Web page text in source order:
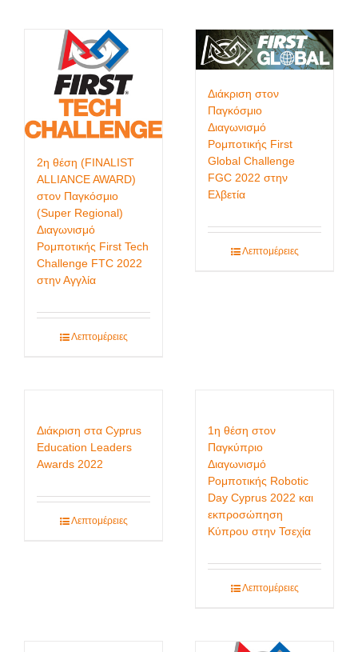
2η θέση (FINALIST
ALLIANCE AWARD)
στον Παγκόσμιο
(Super Regional)
Διαγωνισμό
Ρομποτικής First Tech
Challenge FTC 2022
στην Αγγλία
Λεπτομέρειες
Διάκριση στον
Παγκόσμιο
Διαγωνισμό
Ρομποτικής First
Global Challenge
FGC 2022 στην
Ελβετία
Λεπτομέρειες
Διάκριση στα Cyprus
Education Leaders
Awards 2022
Λεπτομέρειες
1η θέση στον
Παγκύπριο
Διαγωνισμό
Ρομποτικής Robotic
Day Cyprus 2022 και
εκπροσώπηση
Κύπρου στην Τσεχία
Λεπτομέρειες